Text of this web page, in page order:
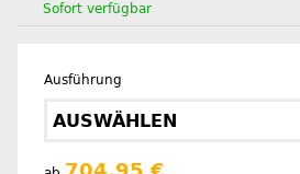
Sofort verfügbar
Ausführung
AUSWÄHLEN